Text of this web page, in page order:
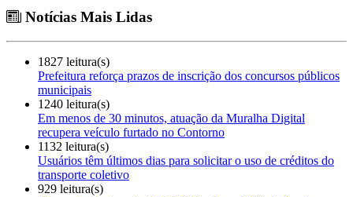
Notícias Mais Lidas
1827 leitura(s)
Prefeitura reforça prazos de inscrição dos concursos públicos
municipais
1240 leitura(s)
Em menos de 30 minutos, atuação da Muralha Digital
recupera veículo furtado no Contorno
1132 leitura(s)
Usuários têm últimos dias para solicitar o uso de créditos do
transporte coletivo
929 leitura(s)